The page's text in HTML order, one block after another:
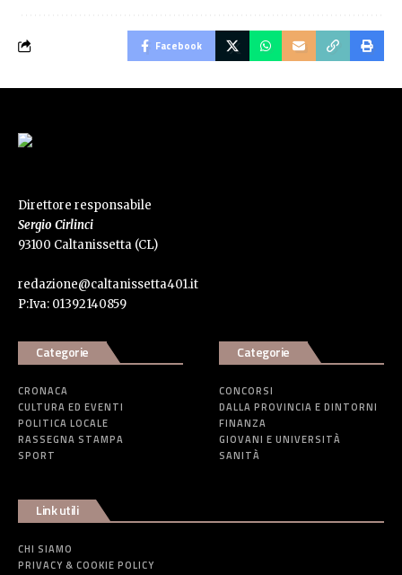
Facebook
Direttore responsabile
Sergio Cirlinci
93100 Caltanissetta (CL)
redazione@caltanissetta401.it
P:Iva: 01392140859
Categorie
CRONACA
CULTURA ED EVENTI
POLITICA LOCALE
RASSEGNA STAMPA
SPORT
Categorie
CONCORSI
DALLA PROVINCIA E DINTORNI
FINANZA
GIOVANI E UNIVERSITÀ
SANITÀ
Link utili
CHI SIAMO
PRIVACY & COOKIE POLICY